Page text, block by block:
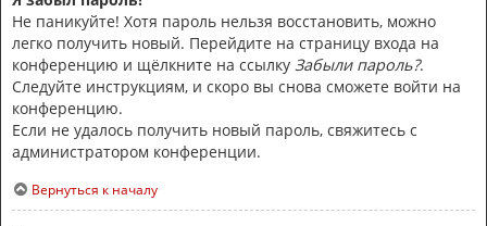
Не паникуйте! Хотя пароль нельзя восстановить, можно
легко получить новый. Перейдите на страницу входа на
конференцию и щёлкните на ссылку Забыли пароль?.
Следуйте инструкциям, и скоро вы снова сможете войти на
конференцию.
Если не удалось получить новый пароль, свяжитесь с
администратором конференции.
Вернуться к началу